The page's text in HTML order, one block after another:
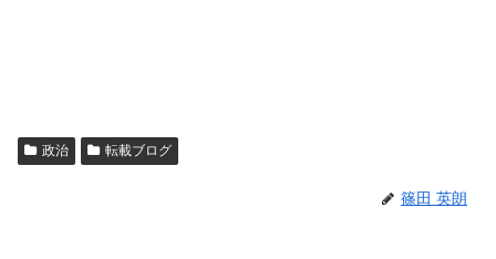
政治 転載ブログ
篠田 英朗